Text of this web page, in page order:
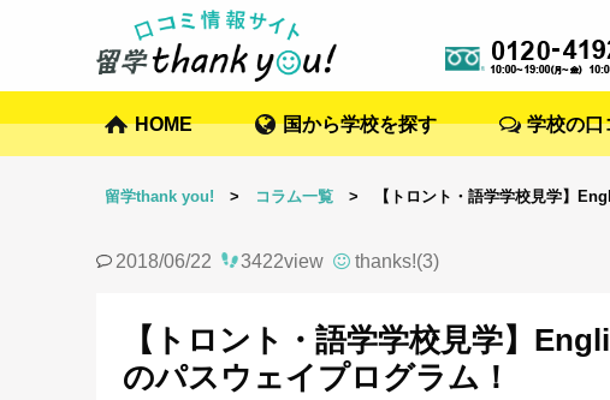
HOME 国から学校を探す 学校の口
留学thank you! > コラム一覧 > 【トロント・語学学校見学】
2018/06/22 3422view thanks!(3)
【トロント・語学学校見学】
のパスウェイプログラム！